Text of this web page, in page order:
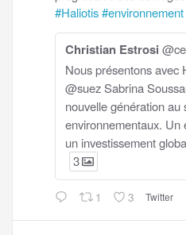
#Haliotis#environnement
Christian Estrosi
Nous présentons avec
@suez Sabrina
nouvelle génération au
environnementaux. Un
un investissement
3
1 3 Twitter